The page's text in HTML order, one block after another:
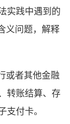
实践中遇到的
义问题，解释
或者其他金融
转账结算、存
支付卡。